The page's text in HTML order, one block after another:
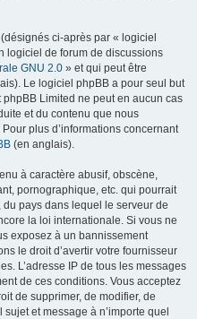
ci-après par « logiciel
logiciel de forum de discussions
GNU 2.0 » et qui peut être
Le logiciel phpBB a pour seul but
Limited ne peut en aucun cas
et du contenu que nous
plus d’informations concernant
(en anglais).
à caractère abusif, obscène,
pornographique, etc. qui pourrait
pays dans lequel le serveur de
la loi internationale. Si vous ne
exposez à un bannissement
le droit d’avertir votre fournisseur
L’adresse IP de tous les messages
de ces conditions. Vous acceptez
de supprimer, de modifier, de
et message à n’importe quel